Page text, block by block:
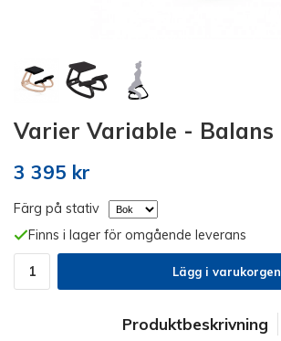
Varier Variable - Balans
3 395 kr
Färg på stativ
Finns i lager för omgående leverans
Lägg i varukorgen
Produktbeskrivning